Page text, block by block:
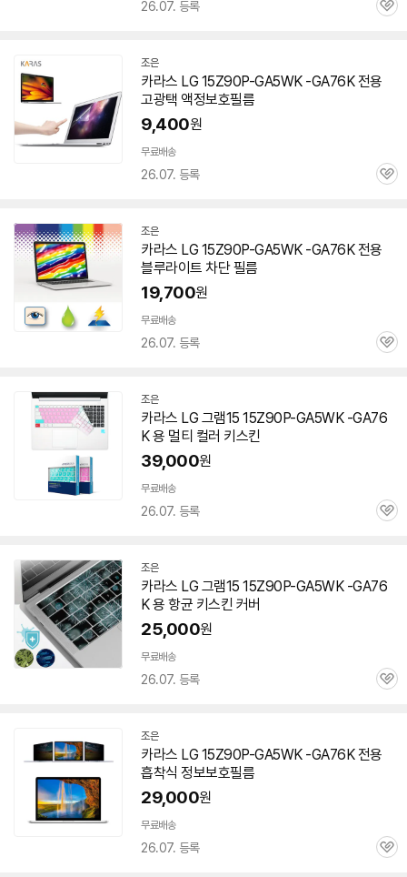
26.07. 등록
관
조은네
이
버
이
카라스 LG 15Z90P-GA5WK -GA76K 전용
고광택 액정보호필름
9,400원
무료배송
26.07. 등록
관
조은네
이
버
이
카라스 LG 15Z90P-GA5WK -GA76K 전용
블루라이트 차단 필름
19,700원
무료배송
26.07. 등록
관
조은네
이
버
이
카라스 LG 그램15 15Z90P-GA5WK -GA76
K 용 멀티 컬러 키스킨
39,000원
무료배송
26.07. 등록
관
조은네
이
버
이
카라스 LG 그램15 15Z90P-GA5WK -GA76
K 용 항균 키스킨 커버
25,000원
무료배송
26.07. 등록
관
조은네
이
버
이
카라스 LG 15Z90P-GA5WK -GA76K 전용
흡착식 정보보호필름
29,000원
무료배송
26.07. 등록
관